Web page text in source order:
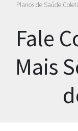
Planos de Saúde
Fale
Mais